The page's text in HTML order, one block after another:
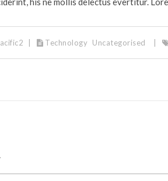
Technology Uncategorised